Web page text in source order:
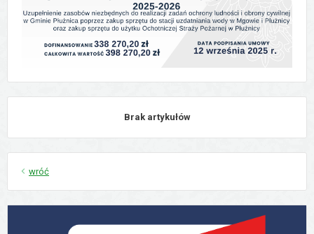
Brak artykułów
wróć